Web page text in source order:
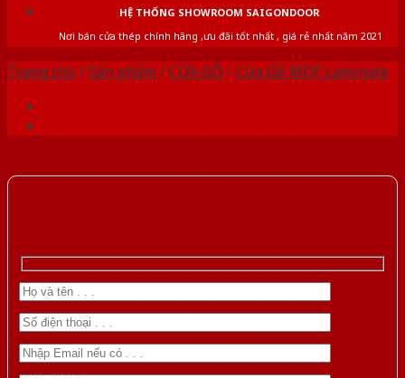
HỆ THỐNG SHOWROOM SAIGONDOOR
Nơi bán cửa thép chính hãng ,ưu đãi tốt nhất , giá rẻ nhất năm 2021
Trang chủ /Sản phẩm /CỬA GỖ /Cửa Gỗ MDF Laminate